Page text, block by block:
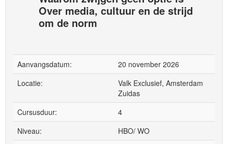
Regelingen
Over
Over media, cultuur en de strijd
om de norm
Aanvangsdatum:
20 november 2026
Locatie:
Valk Exclusief, Amsterdam
Zuidas
Cursusduur:
4
Niveau:
HBO/ WO